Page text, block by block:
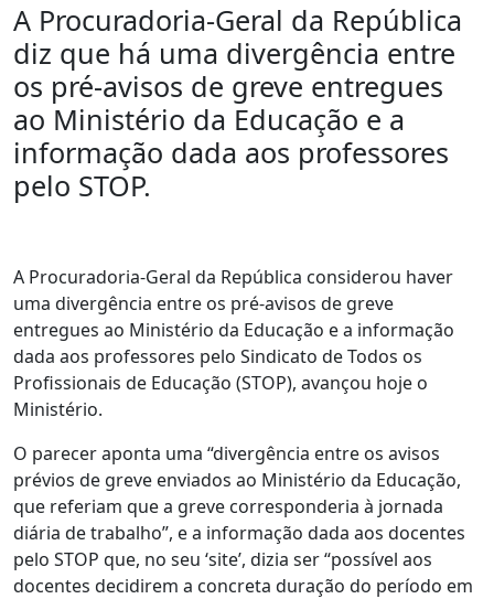
A Procuradoria-Geral da República
diz que há uma divergência entre
os pré-avisos de greve entregues
ao Ministério da Educação e a
informação dada aos professores
pelo STOP.
A Procuradoria-Geral da República considerou haver
uma divergência entre os pré-avisos de greve
entregues ao Ministério da Educação e a informação
dada aos professores pelo Sindicato de Todos os
Profissionais de Educação (STOP), avançou hoje o
Ministério.
O parecer aponta uma “divergência entre os avisos
prévios de greve enviados ao Ministério da Educação,
que referiam que a greve corresponderia à jornada
diária de trabalho”, e a informação dada aos docentes
pelo STOP que, no seu ‘site’, dizia ser “possível aos
docentes decidirem a concreta duração do período em